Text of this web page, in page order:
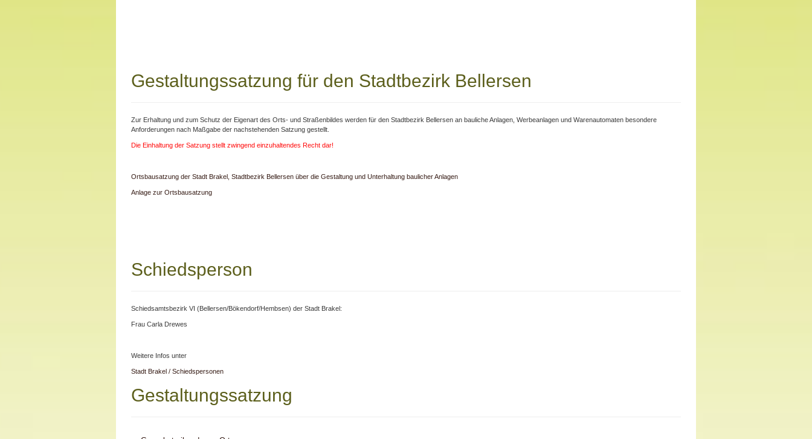
Gestaltungssatzung für den Stadtbezirk Bellersen
Zur Erhaltung und zum Schutz der Eigenart des Orts- und Straßenbildes werden für den Stadtbezirk Bellersen an bauliche Anlagen, Werbeanlagen und Warenautomaten besondere
Anforderungen nach Maßgabe der nachstehenden Satzung gestellt.
Die Einhaltung der Satzung stellt zwingend einzuhaltendes Recht dar!
Ortsbausatzung der Stadt Brakel, Stadtbezirk Bellersen über die Gestaltung und Unterhaltung baulicher Anlagen
Anlage zur Ortsbausatzung
Schiedsperson
Schiedsamtsbezirk VI (Bellersen/Bökendorf/Hembsen) der Stadt Brakel:
Frau Carla Drewes
Weitere Infos unter
Stadt Brakel / Schiedspersonen
Gestaltungssatzung